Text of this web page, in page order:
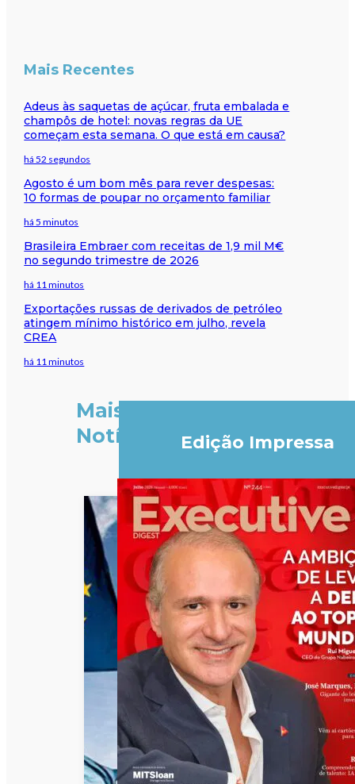
Mais Recentes
Adeus às saquetas de açúcar, fruta embalada e
champôs de hotel: novas regras da UE
começam esta semana. O que está em causa?
há 52 segundos
Agosto é um bom mês para rever despesas:
10 formas de poupar no orçamento familiar
há 5 minutos
Brasileira Embraer com receitas de 1,9 mil M€
no segundo trimestre de 2026
há 11 minutos
Exportações russas de derivados de petróleo
atingem mínimo histórico em julho, revela
CREA
há 11 minutos
Mais
Notícias
Edição Impressa